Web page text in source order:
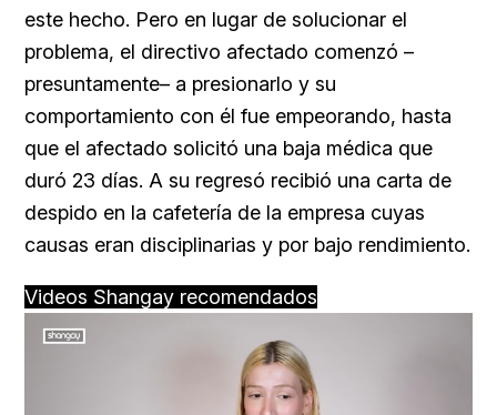
este hecho. Pero en lugar de solucionar el
problema, el directivo afectado comenzó –
presuntamente– a presionarlo y su
comportamiento con él fue empeorando, hasta
que el afectado solicitó una baja médica que
duró 23 días. A su regresó recibió una carta de
despido en la cafetería de la empresa cuyas
causas eran disciplinarias y por bajo rendimiento.
Videos Shangay recomendados